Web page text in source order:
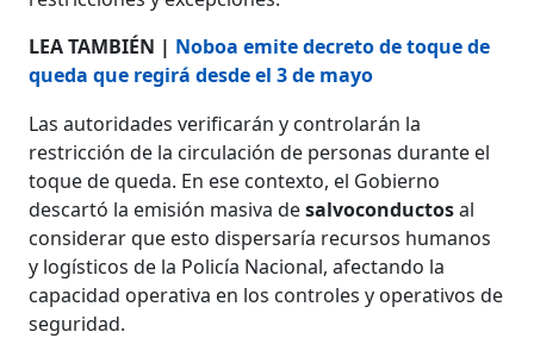
LEA TAMBIÉN | Noboa emite decreto de toque de
queda que regirá desde el 3 de mayo
Las autoridades verificarán y controlarán la
restricción de la circulación de personas durante el
toque de queda. En ese contexto, el Gobierno
descartó la emisión masiva desalvoconductosal
considerar que esto dispersaría recursos humanos
y logísticos de la Policía Nacional, afectando la
capacidad operativa en los controles y operativos de
seguridad.